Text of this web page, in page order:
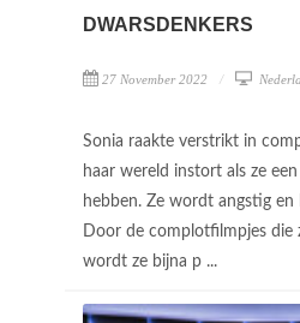
DWARSDENKERS
27 November 2022
Sonia raakte verstrikt in
haar wereld instort als ze
hebben. Ze wordt angstig
Door de complotfilmpjes die
wordt ze bijna p ...